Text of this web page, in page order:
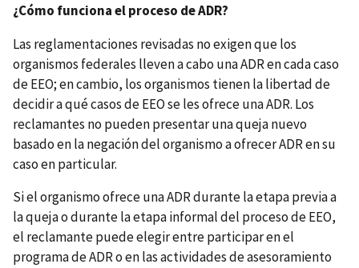
¿Cómo funciona el proceso de ADR?
Las reglamentaciones revisadas no exigen que los
organismos federales lleven a cabo una ADR en cada caso
de EEO; en cambio, los organismos tienen la libertad de
decidir a qué casos de EEO se les ofrece una ADR. Los
reclamantes no pueden presentar una queja nuevo
basado en la negación del organismo a ofrecer ADR en su
caso en particular.
Si el organismo ofrece una ADR durante la etapa previa a
la queja o durante la etapa informal del proceso de EEO,
el reclamante puede elegir entre participar en el
programa de ADR o en las actividades de asesoramiento